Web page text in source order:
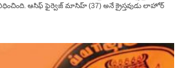
ఆసిఫ్ ఫైర్వెజ్ మాసిహ్ (37) అనే క్రైస్తవుడు లాహోర్